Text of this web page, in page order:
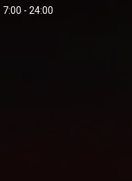
- 24:00